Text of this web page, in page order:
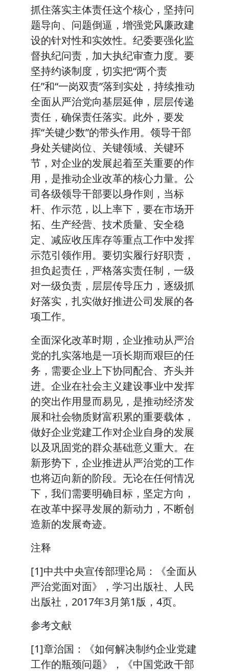
抓住落实主体责任这个核心，坚持问
题导向、问题倒逼，增强党风廉政建
设的针对性和实效性。纪委要强化监
督执纪问责，加大执纪审查力度。要
坚持约谈制度，切实把“两个责
任”和“一岗双责”落到实处，持续推动
全面从严治党向基层延伸，层层传递
责任，确保责任落实。此外，要发
挥“关键少数”的带头作用。领导干部
身处关键岗位、关键领域、关键环
节，对企业的发展起着至关重要的作
用，是推动企业改革的核心力量。公
司各级领导干部要以身作则，当标
杆、作示范，以上率下，要在市场开
拓、生产经营、技术质量、安全稳
定、减应收压库存等重点工作中发挥
示范引领作用。要切实履行好职责，
担负起责任，严格落实责任制，一级
对一级负责，层层传导压力，逐级抓
好落实，扎实做好推进公司发展的各
项工作。
全面深化改革时期，企业推动从严治
党的扎实落地是一項长期而艰巨的任
务，需要企业上下协同配合、齐头并
进。企业在社会主义建设事业中发挥
的突出作用显而易见，是推动经济发
展和社会物质财富积累的重要载体，
做好企业党建工作对企业自身的发展
以及巩固党的群众基础意义重大。在
新形势下，企业推进从严治党的工作
也将迈向新的阶段。无论在任何情况
下，我们需要明确目标，坚定方向，
在改革中探寻发展的新动力，不断创
造新的发展奇迹。
注释
[1]中共中央宣传部理论局：《全面从
严治党面对面》，学习出版社、人民
出版社，2017年3月第1版，4页。
参考文献
[1]章治国：《如何解决制约企业党建
工作的瓶颈问题》，《中国党政干部